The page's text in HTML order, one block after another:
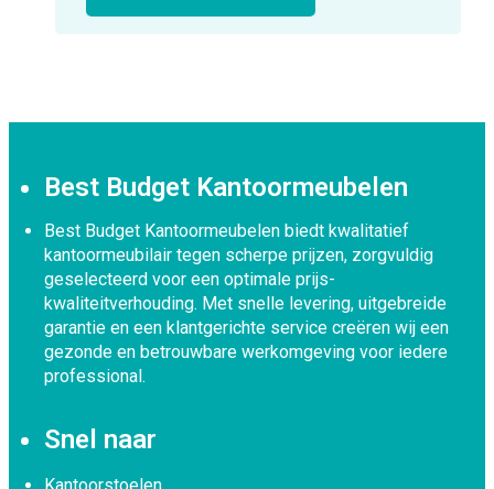
Best Budget Kantoormeubelen
Best Budget Kantoormeubelen biedt kwalitatief
kantoormeubilair tegen scherpe prijzen, zorgvuldig
geselecteerd voor een optimale prijs-
kwaliteitverhouding. Met snelle levering, uitgebreide
garantie en een klantgerichte service creëren wij een
gezonde en betrouwbare werkomgeving voor iedere
professional.
Snel naar